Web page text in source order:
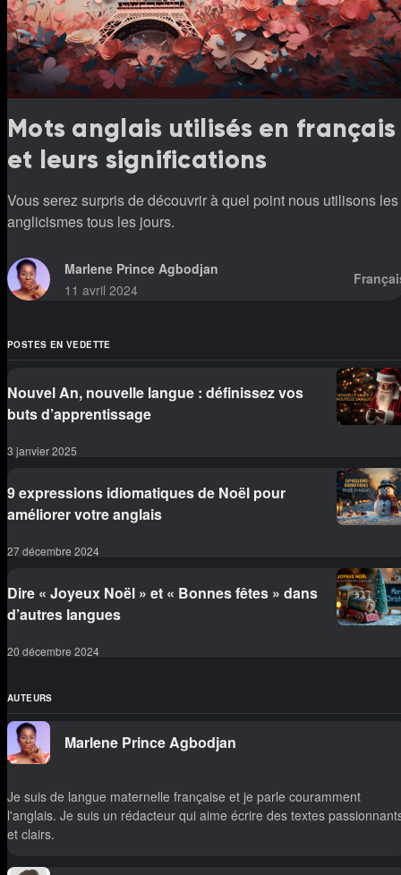
Mots anglais utilisés en français
et leurs significations
Vous serez surpris de découvrir à quel point nous utilisons les
anglicismes tous les jours.
Marlene Prince Agbodjan
11 avril 2024
POSTES EN VEDETTE
Nouvel An, nouvelle langue : définissez vos
buts d’apprentissage
3 janvier 2025
9 expressions idiomatiques de Noël pour
améliorer votre anglais
27 décembre 2024
Dire « Joyeux Noël » et « Bonnes fêtes » dans
d’autres langues
20 décembre 2024
AUTEURS
Marlene Prince Agbodjan
Je suis de langue maternelle française et je parle couramment
l'anglais. Je suis un rédacteur qui aime écrire des textes
et clairs.